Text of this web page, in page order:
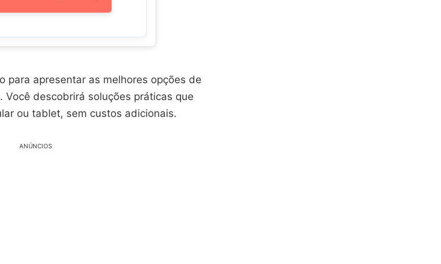
para apresentar as melhores opções de
Você descobrirá soluções práticas que
ou tablet, sem custos adicionais.
ANÚNCIOS